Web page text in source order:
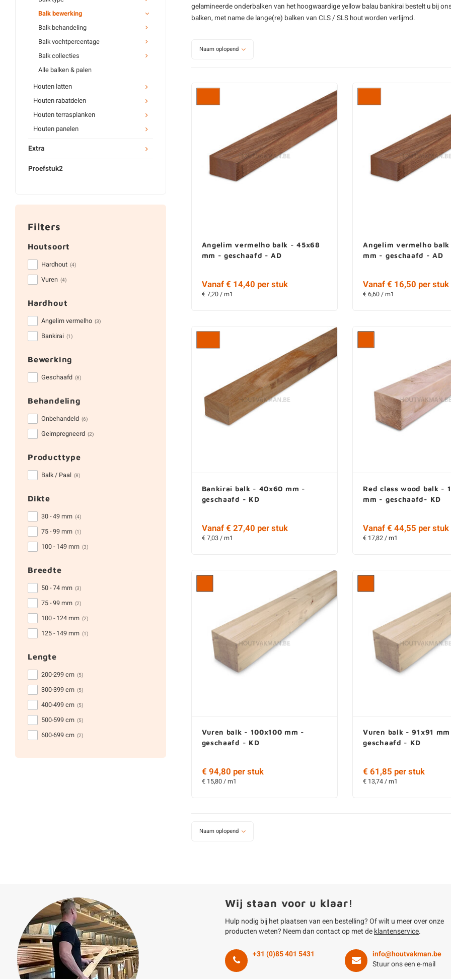
Balk bewerking
Balk behandeling
Balk vochtpercentage
Balk collecties
Alle balken & palen
Houten latten
Houten rabatdelen
Houten terrasplanken
Houten panelen
Extra
Proefstuk2
Filters
Houtsoort
Hardhout (4)
Vuren (4)
Hardhout
Angelim vermelho (3)
Bankirai (1)
Bewerking
Geschaafd (8)
Behandeling
Onbehandeld (6)
Geimpregneerd (2)
Producttype
Balk / Paal (8)
Dikte
30 - 49 mm (4)
75 - 99 mm (1)
100 - 149 mm (3)
Breedte
50 - 74 mm (3)
75 - 99 mm (2)
100 - 124 mm (2)
125 - 149 mm (1)
Lengte
200-299 cm (5)
300-399 cm (5)
400-499 cm (5)
500-599 cm (5)
600-699 cm (2)
gelamineerde onderbalken van het hoogwaardige yellow balau bankirai bestelt u bij
balken, met name de lange(re) balken van CLS / SLS houtworden verlijmd.
Naam oplopend
Angelim vermelho balk - 45x68
mm - geschaafd - AD
Vanaf € 14,40 per stuk
€ 7,20 / m1
Angelim vermelho
mm - geschaafd - AD
Vanaf € 16,50 per stuk
€ 6,60 / m1
Bankirai balk - 40x60 mm -
geschaafd - KD
Vanaf € 27,40 per stuk
€ 7,03 / m1
Red class wood balk -
mm - geschaafd- KD
Vanaf € 44,55 per stuk
€ 17,82 / m1
Vuren balk - 100x100 mm -
geschaafd - KD
€ 94,80 per stuk
€ 15,80 / m1
Vuren balk - 91x91
geschaafd - KD
€ 61,85 per stuk
€ 13,74 / m1
Naam oplopend
Wij staan voor u klaar!
Hulp nodig bij het plaatsen van een bestelling? Of wilt u meer over onze
producten weten? Neem dan contact op met deklantenservice.
+31 (0)85 401 5431
info@houtvakman.be
Stuur ons een e-mail